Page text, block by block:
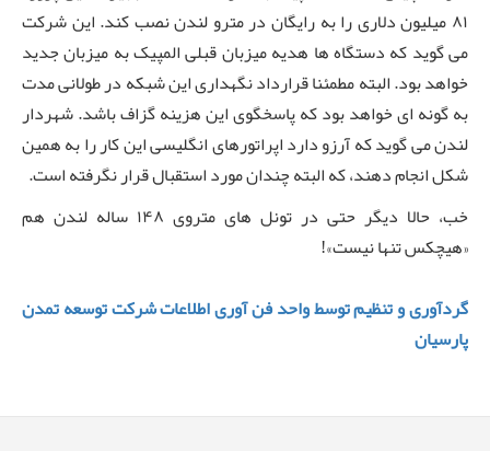
۸۱ میلیون دلاری را به رایگان در مترو لندن نصب کند. این شرکت
می گوید که دستگاه ها هدیه میزبان قبلی المپیک به میزبان جدید
خواهد بود. البته مطمئنا قرارداد نگهداری این شبکه در طولانی مدت
به گونه ای خواهد بود که پاسخگوی این هزینه گزاف باشد. شهردار
لندن می گوید که آرزو دارد اپراتورهای انگلیسی این کار را به همین
شکل انجام دهند، که البته چندان مورد استقبال قرار نگرفته است.
خب، حالا دیگر حتی در تونل های متروی ۱۴۸ ساله لندن هم
«هیچکس تنها نیست»!
گردآوری و تنظیم توسط واحد فن آوری اطلاعات شرکت توسعه تمدن
پارسیان